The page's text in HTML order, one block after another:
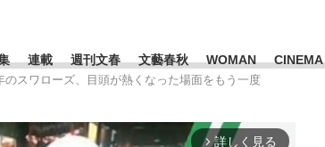
連載 週刊文春 文藝春秋 WOMAN CINEMA
のスワローズ、目頭が熱くなった場面をもう一度
arrow_forward_ios 詳しく見る